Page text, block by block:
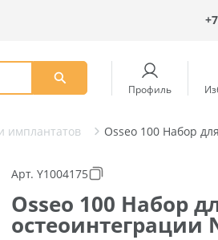
Профиль
имплантатов Osseo 100 Набор
Арт. Y1004175
Osseo 100 Набор
остеоинтеграции